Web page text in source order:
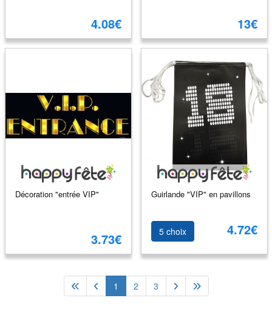
4.08€ 13€
Décoration "entrée VIP"
3.73€
Guirlande "VIP" en pavillons
5 choix 4.72€
1 2 3